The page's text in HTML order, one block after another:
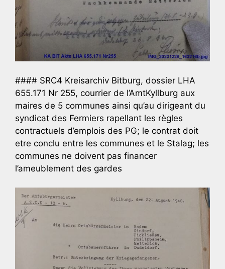
#### SRC4 Kreisarchiv Bitburg, dossier LHA
655.171 Nr 255, courrier de l’AmtKyllburg aux
maires de 5 communes ainsi qu’au dirigeant du
syndicat des Fermiers rapellant les règles
contractuels d’emplois des PG; le contrat doit
etre conclu entre les communes et le Stalag; les
communes ne doivent pas financer
l’ameublement des gardes